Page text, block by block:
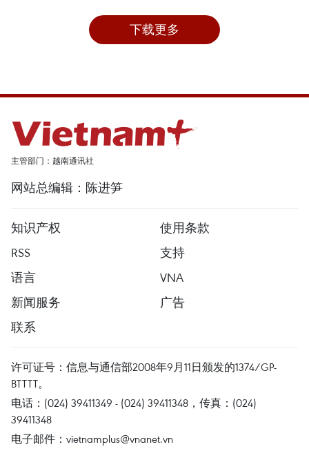
下载更多
主管部门：越南通讯社
网站总编辑：陈进笋
知识产权
使用条款
RSS
支持
语言
VNA
新闻服务
广告
联系
许可证号：信息与通信部2008年9月11日颁发的1374/GP-
BTTTT。
电话：(024) 39411349 - (024) 39411348，传真：(024)
39411348
电子邮件： vietnamplus@vnanet.vn